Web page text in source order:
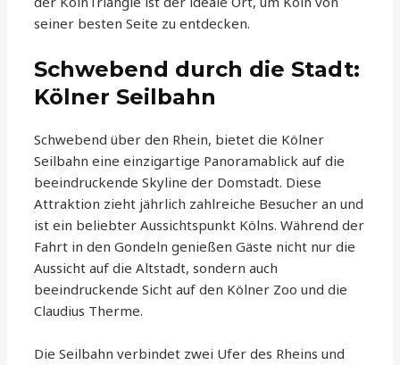
seiner besten Seite zu entdecken.
Schwebend durch die Stadt:
Kölner Seilbahn
Schwebend über den Rhein, bietet die Kölner
Seilbahn eine einzigartige Panoramablick auf die
beeindruckende Skyline der Domstadt. Diese
Attraktion zieht jährlich zahlreiche Besucher an und
ist ein beliebter Aussichtspunkt Kölns. Während der
Fahrt in den Gondeln genießen Gäste nicht nur die
Aussicht auf die Altstadt, sondern auch
beeindruckende Sicht auf den Kölner Zoo und die
Claudius Therme.
Die Seilbahn verbindet zwei Ufer des Rheins und